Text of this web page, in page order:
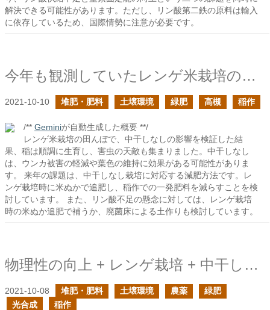
解決できる可能性があります。ただし、リン酸第二鉄の原料は輸入
に依存しているため、国際情勢に注意が必要です。
今年も観測していたレンゲ米栽培の田が無事に収穫を迎えたそうです
2021-10-10 堆肥・肥料 土壌環境 緑肥 高槻 稲作
/** Geminiが自動生成した概要 **/
レンゲ米栽培の田んぼで、中干しなしの影響を検証した結
果、稲は順調に生育し、害虫の天敵も集まりました。中干しなし
は、ウンカ被害の軽減や葉色の維持に効果がある可能性がありま
す。 来年の課題は、中干しなし栽培に対応する減肥方法です。レ
ンゲ栽培時に米ぬかで追肥し、稲作での一発肥料を減らすことを検
討しています。 また、リン酸不足の懸念に対しては、レンゲ栽培
時の米ぬか追肥で補うか、廃菌床による土作りも検討しています。
物理性の向上 + レンゲ栽培 + 中干しなしの稲作の新たに生じた課題
2021-10-08 堆肥・肥料 土壌環境 農薬
緑肥
光合成
稲作